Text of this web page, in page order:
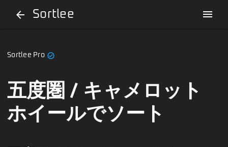
arrow_back Sortlee menu
Sortlee Pro verified
五度圏 / キャメロット
ホイールでソート